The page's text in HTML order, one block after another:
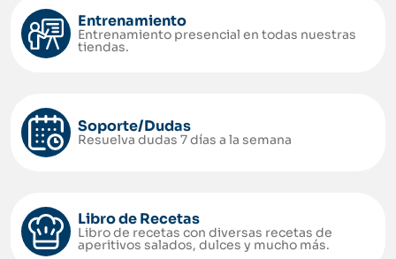
Entrenamiento
Entrenamiento presencial en todas nuestras
tiendas.
Soporte/Dudas
Resuelva dudas 7 días a la semana
Libro de Recetas
Libro de recetas con diversas recetas de
aperitivos salados, dulces y mucho más.